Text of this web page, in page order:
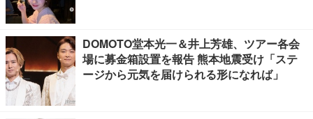
DOMOTO堂本光一＆井上芳雄、ツアー各会
場に募金箱設置を報告 熊本地震受け「ステ
ージから元気を届けられる形になれば」